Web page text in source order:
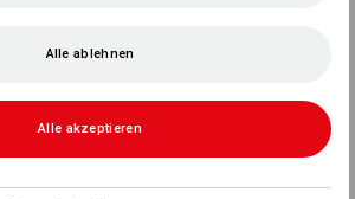
Alle ablehnen
Alle akzeptieren